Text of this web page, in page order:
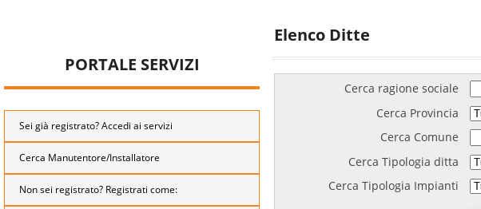
PORTALE SERVIZI
Sei già registrato? Accedi ai servizi
Cerca Manutentore/Installatore
Non sei registrato? Registrati come:
Elenco Ditte
Cerca ragione sociale
Cerca Provincia
Cerca Comune
Cerca Tipologia ditta
Cerca Tipologia Impianti